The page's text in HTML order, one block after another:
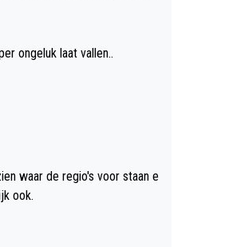
ongeluk laat vallen..
waar de regio's voor staan e
ook.